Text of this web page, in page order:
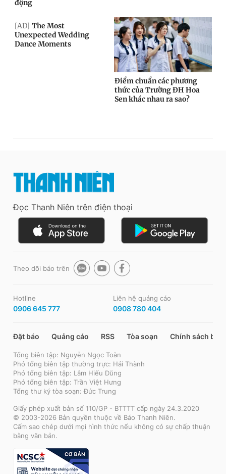
Đọc Thanh Niên trên điện thoại
Theo dõi báo trên
Hotline
0906 645 777
Liên hệ quảng cáo
0908 780 404
Đặt báo Quảng cáo RSS Tòa soạn Chính sách bảo
Tổng biên tập: Nguyễn Ngọc Toàn
Phó tổng biên tập thường trực: Hải Thành
Phó tổng biên tập: Lâm Hiếu Dũng
Phó tổng biên tập: Trần Việt Hưng
Tổng thư ký tòa soạn: Đức Trung
Giấy phép xuất bản số 110/GP - BTTTT cấp ngày 24.3.2020
© 2003-2026 Bản quyền thuộc về Báo Thanh Niên.
Cấm sao chép dưới mọi hình thức nếu không có sự chấp thuận
bằng văn bản.